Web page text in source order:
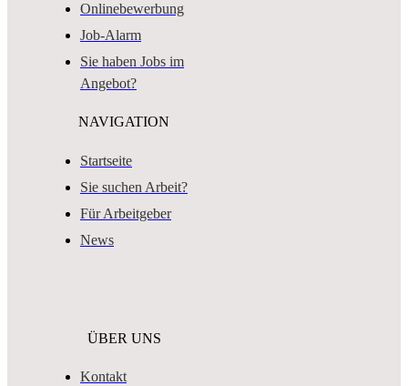
Onlinebewerbung
Job-Alarm
Sie haben Jobs im
Angebot?
NAVIGATION
Startseite
Sie suchen Arbeit?
Für Arbeitgeber
News
ÜBER UNS
Kontakt